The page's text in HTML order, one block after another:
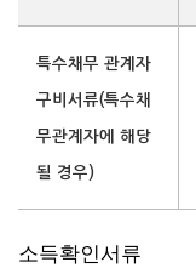
특수채무 관계자
구비서류(특수채
무관계자에 해당
될 경우)
소득확인서류